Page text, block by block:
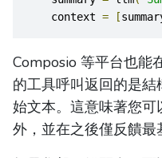
    context
= [
Composio 等平台也能
的工具呼叫返回的是
始文本。這意味著您可
外，並在之後僅反饋最